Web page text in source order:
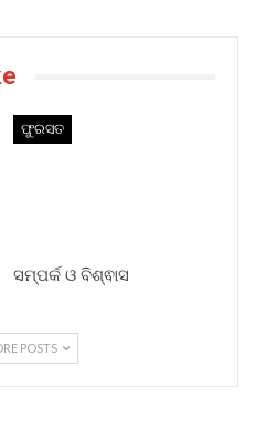
ଫୁରସତ
ସମ୍ପର୍କ ଓ ବିଶ୍ଵାସ
POSTS